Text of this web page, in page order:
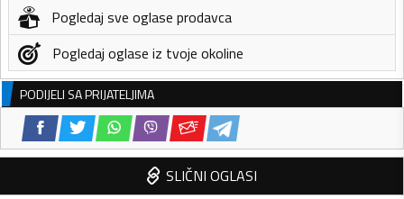
Pogledaj sve oglase prodavca
Pogledaj oglase iz tvoje okoline
PODIJELI SA PRIJATELJIMA
SLIČNI OGLASI